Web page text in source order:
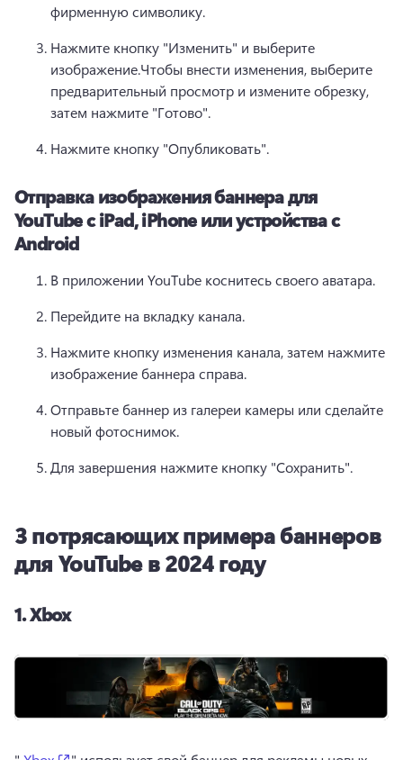
фирменную символику.
Нажмите кнопку "Изменить" и выберите
изображение.Чтобы внести изменения, выберите
предварительный просмотр и измените обрезку,
затем нажмите "Готово".
Нажмите кнопку "Опубликовать".
Отправка изображения баннера для
YouTube с iPad, iPhone или устройства с
Android
В приложении YouTube коснитесь своего аватара.
Перейдите на вкладку канала.
Нажмите кнопку изменения канала, затем нажмите
изображение баннера справа.
Отправьте баннер из галереи камеры или сделайте
новый фотоснимок.
Для завершения нажмите кнопку "Сохранить".
3 потрясающих примера баннеров
для YouTube в 2024 году
1.Xbox